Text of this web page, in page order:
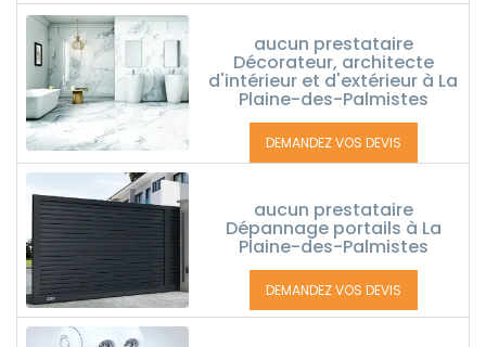
aucun prestataire
Décorateur, architecte
d'intérieur et d'extérieur à La
Plaine-des-Palmistes
DEMANDEZ VOS DEVIS
aucun prestataire
Dépannage portails à La
Plaine-des-Palmistes
DEMANDEZ VOS DEVIS